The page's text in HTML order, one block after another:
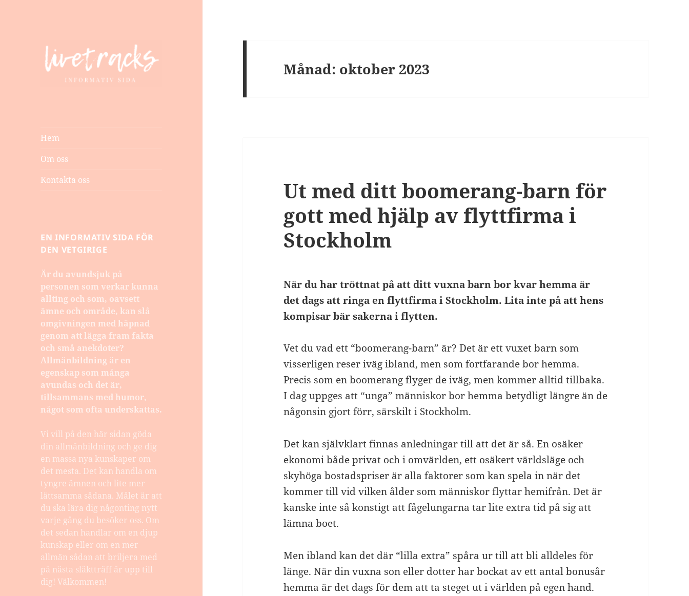
Hem
Om oss
Kontakta oss
EN INFORMATIV SIDA FÖR
DEN VETGIRIGE
Är du avundsjuk på
personen som verkar kunna
allting och som, oavsett
ämne och område, kan slå
omgivningen med häpnad
genom att lägga fram fakta
och små anekdoter?
Allmänbildning är en
egenskap som många
avundas och det är,
tillsammans med humor,
något som ofta underskattas.
Vi vill på den här sidan göda
din allmänbildning och ge dig
en massa nya kunskaper om
det mesta. Det kan handla om
tyngre ämnen och lite mer
lättsamma sådana. Målet är att
du ska lära dig någonting nytt
varje gång du besöker oss. Om
det sedan handlar om en djup
kunskap eller om en mer
allmän sådan att briljera med
på nästa släktträff är upp till
dig! Välkommen!
Månad: oktober 2023
Ut med ditt boomerang-barn för
gott med hjälp av flyttfirma i
Stockholm
När du har tröttnat på att ditt vuxna barn bor kvar hemma är
det dags att ringa en flyttfirma i Stockholm. Lita inte på att hens
kompisar bär sakerna i flytten.
Vet du vad ett “boomerang-barn” är? Det är ett vuxet barn som
visserligen reser iväg ibland, men som fortfarande bor hemma.
Precis som en boomerang flyger de iväg, men kommer alltid tillbaka.
I dag uppges att “unga” människor bor hemma betydligt längre än de
någonsin gjort förr, särskilt i Stockholm.
Det kan självklart finnas anledningar till att det är så. En osäker
ekonomi både privat och i omvärlden, ett osäkert världsläge och
skyhöga bostadspriser är alla faktorer som kan spela in när det
kommer till vid vilken ålder som människor flyttar hemifrån. Det är
kanske inte så konstigt att fågelungarna tar lite extra tid på sig att
lämna boet.
Men ibland kan det där “lilla extra” spåra ur till att bli alldeles för
länge. När din vuxna son eller dotter har bockat av ett antal bonusår
hemma är det dags för dem att ta steget ut i världen på egen hand.